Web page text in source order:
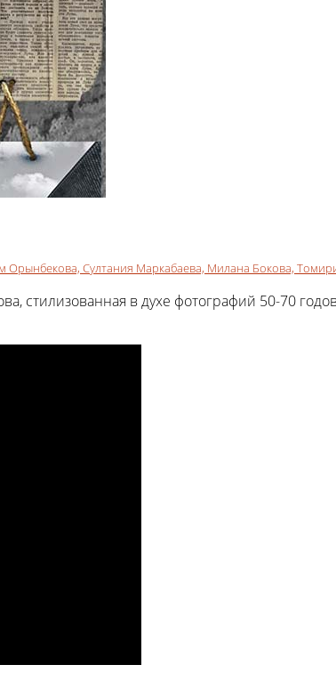
Орынбекова, Султания Маркабаева, Милана Бокова,
стилизованная в духе фотографий 50-70